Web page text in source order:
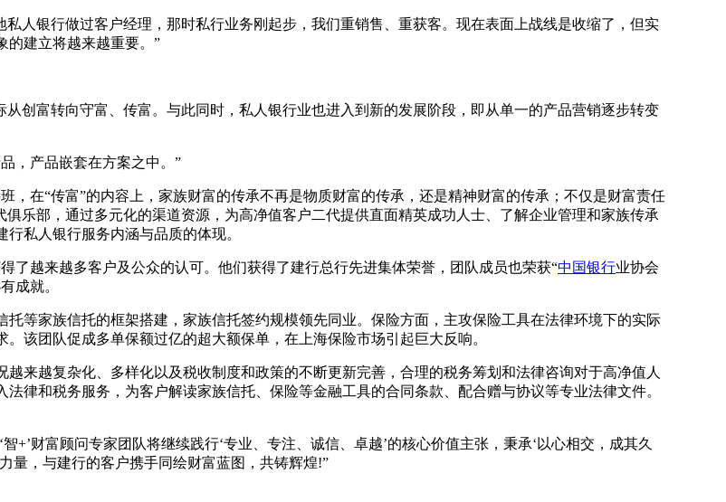
银行做过客户经理，那时私行业务刚起步，我们重销售、重获客。现在表面上战线是收缩了，但实
的建立将越来越重要。”
富转向守富、传富。与此同时，私人银行业也进入到新的发展阶段，即从单一的产品营销逐步转变
，产品嵌套在方案之中。”
在“传富”的内容上，家族财富的传承不再是物质财富的传承，还是精神财富的传承；不仅是财富责任
乐部，通过多元化的渠道资源，为高净值客户二代提供直面精英成功人士、了解企业管理和家族传承
私人银行服务内涵与品质的体现。
越来越多客户及公众的认可。他们获得了建行总行先进集体荣誉，团队成员也荣获“中国银行业协会
成就。
家族信托的框架搭建，家族信托签约规模领先同业。保险方面，主攻保险工具在法律环境下的实际
该团队促成多单保额过亿的超大额保单，在上海保险市场引起巨大反响。
越复杂化、多样化以及税收制度和政策的不断更新完善，合理的税务筹划和法律咨询对于高净值人
律和税务服务，为客户解读家族信托、保险等金融工具的合同条款、配合赠与协议等专业法律文件。
财富顾问专家团队将继续践行‘专业、专注、诚信、卓越’的核心价值主张，秉承‘以心相交，成其久
力量，与建行的客户携手同绘财富蓝图，共铸辉煌!”